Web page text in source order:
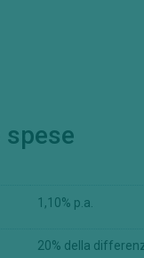
1,10% p.a.
20% della
e ordinamenti del